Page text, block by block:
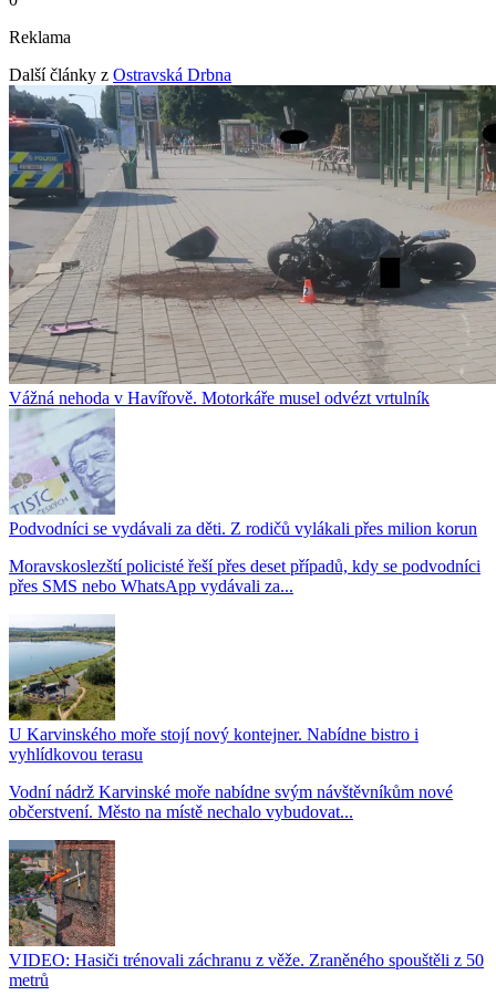
Reklama
Další články z Ostravská Drbna
Vážná nehoda v Havířově. Motorkáře musel odvézt vrtulník
Podvodníci se vydávali za děti. Z rodičů vylákali přes milion korun
Moravskoslezští policisté řeší přes deset případů, kdy se podvodníci
přes SMS nebo WhatsApp vydávali za...
U Karvinského moře stojí nový kontejner. Nabídne bistro i
vyhlídkovou terasu
Vodní nádrž Karvinské moře nabídne svým návštěvníkům nové
občerstvení. Město na místě nechalo vybudovat...
VIDEO: Hasiči trénovali záchranu z věže. Zraněného spouštěli z 50
metrů